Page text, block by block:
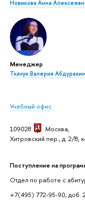
Новикова Анна
Менеджер
Ткачук Валерия
Учебный офис
109028
Москва,
Хитровский пер., д. 2/8,
Поступление на
Отдел по работе с
+7(495) 772-95-90, доб.